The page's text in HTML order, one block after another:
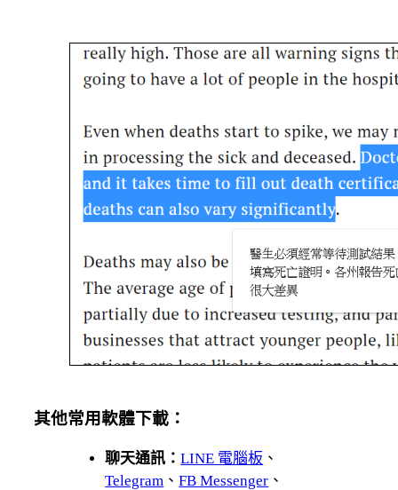
其他常用軟體下載：
聊天通訊：LINE 電腦板 、
Telegram 、FB Messenger 、